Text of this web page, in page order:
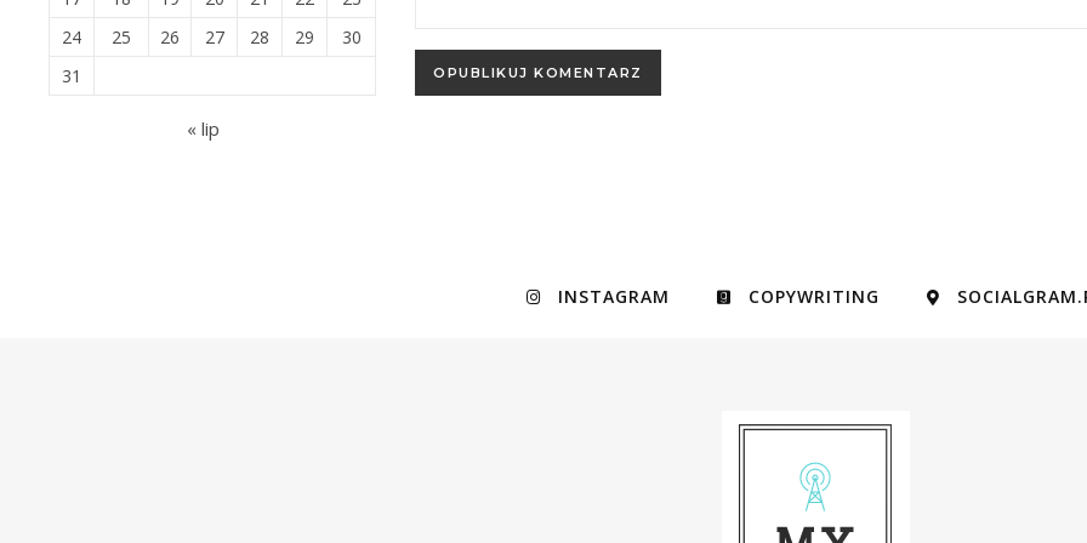
24
25 26 27 28 29
30
31
« lip
INSTAGRAM COPYWRITING